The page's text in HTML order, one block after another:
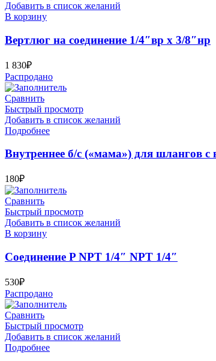
Добавить в список желаний
В корзину
Вертлюг на соединение 1/4″вр x 3/8″нр
1 830₽
Распродано
Сравнить
Быстрый просмотр
Добавить в список желаний
Подробнее
Внутреннее б/с («мама») для шлангов с
180₽
Сравнить
Быстрый просмотр
Добавить в список желаний
В корзину
Соединение P NPT 1/4″ NPT 1/4″
530₽
Распродано
Сравнить
Быстрый просмотр
Добавить в список желаний
Подробнее